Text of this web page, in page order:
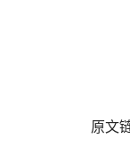
原文链